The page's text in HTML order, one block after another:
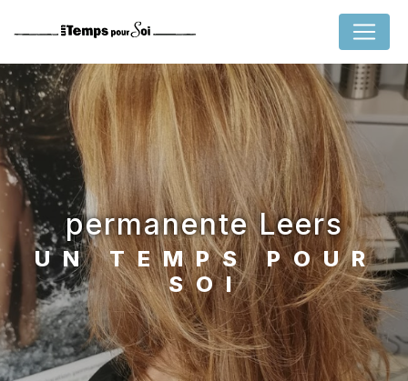
permanente Leers
UN TEMPS POUR
SOI